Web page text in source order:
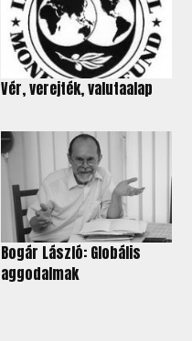
Vér, verejték, valutaalap
Bogár László: Globális
aggodalmak